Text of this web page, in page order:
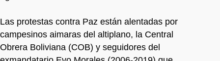
Las protestas contra Paz están alentadas por
campesinos aimaras del altiplano, la Central
Obrera Boliviana (COB) y seguidores del